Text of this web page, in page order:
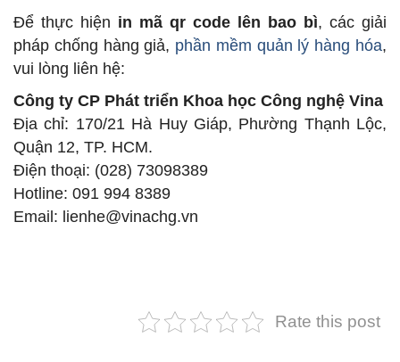
Để thực hiện in mã qr code lên bao bì, các giải
pháp chống hàng giả, phần mềm quản lý hàng hóa,
vui lòng liên hệ:
Công ty CP Phát triển Khoa học Công nghệ Vina
Địa chỉ: 170/21 Hà Huy Giáp, Phường Thạnh Lộc,
Quận 12, TP. HCM.
Điện thoại: (028) 73098389
Hotline: 091 994 8389
Email: lienhe@vinachg.vn
Rate this post